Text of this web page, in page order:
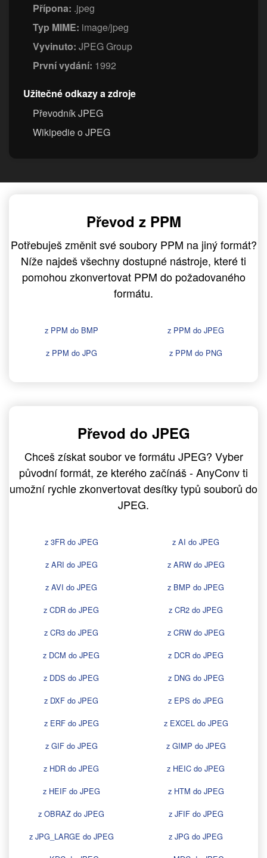
Přípona: .jpeg
Typ MIME: image/jpeg
Vyvinuto: JPEG Group
První vydání: 1992
Užitečné odkazy a zdroje
Převodník JPEG
Wikipedie o JPEG
Převod z PPM
Potřebuješ změnit své soubory PPM na jiný formát?
Níže najdeš všechny dostupné nástroje, které ti
pomohou zkonvertovat PPM do požadovaného
formátu.
z PPM do BMP
z PPM do JPEG
z PPM do JPG
z PPM do PNG
Převod do JPEG
Chceš získat soubor ve formátu JPEG? Vyber
původní formát, ze kterého začínáš - AnyConv ti
umožní rychle zkonvertovat desítky typů souborů do
JPEG.
z 3FR do JPEG
z AI do JPEG
z ARI do JPEG
z ARW do JPEG
z AVI do JPEG
z BMP do JPEG
z CDR do JPEG
z CR2 do JPEG
z CR3 do JPEG
z CRW do JPEG
z DCM do JPEG
z DCR do JPEG
z DDS do JPEG
z DNG do JPEG
z DXF do JPEG
z EPS do JPEG
z ERF do JPEG
z EXCEL do JPEG
z GIF do JPEG
z GIMP do JPEG
z HDR do JPEG
z HEIC do JPEG
z HEIF do JPEG
z HTM do JPEG
z OBRAZ do JPEG
z JFIF do JPEG
z JPG_LARGE do JPEG
z JPG do JPEG